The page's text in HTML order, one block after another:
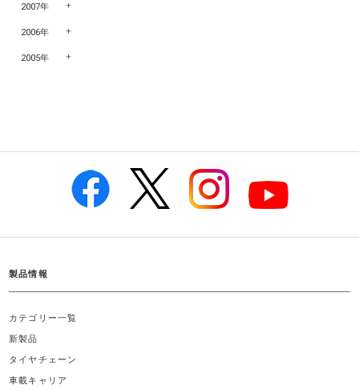
2007年
2006年
2005年
製品情報
カテゴリー一覧
新製品
タイヤチェーン
車載キャリア